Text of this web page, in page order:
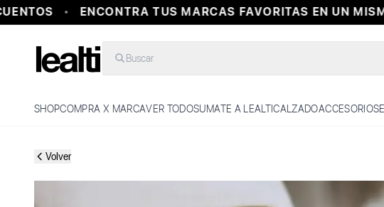
ENCONTRA TUS MARCAS FAVORITAS EN UN
Buscar
SHOPCOMPRA X MARCAVER TODOSUMATE A LEALTICALZADOACCESORIOS
Volver